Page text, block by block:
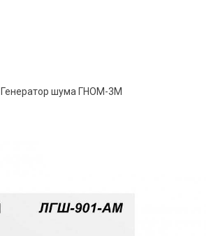
Генератор шума ГНОМ-3М